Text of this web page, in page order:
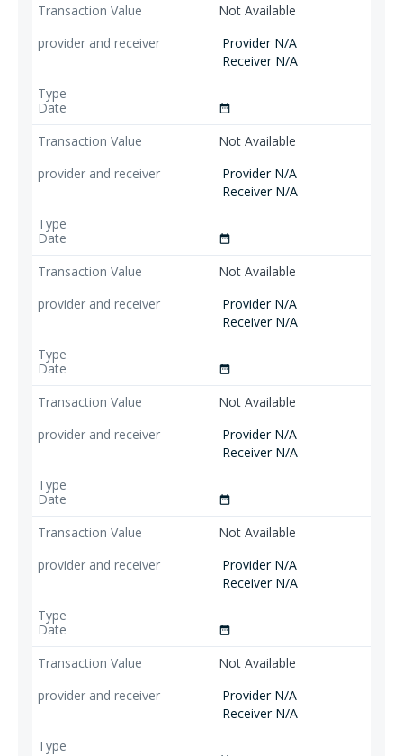
Not Available
Provider N/A
Receiver N/A
date_range
Not Available
Provider N/A
Receiver N/A
date_range
Not Available
Provider N/A
Receiver N/A
date_range
Not Available
Provider N/A
Receiver N/A
date_range
Not Available
Provider N/A
Receiver N/A
date_range
Not Available
Provider N/A
Receiver N/A